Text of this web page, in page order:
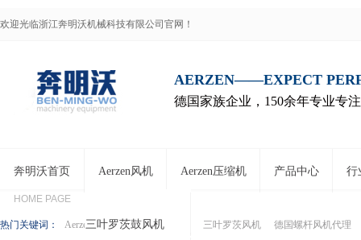
欢迎光临浙江奔明沃机械科技有限公司官网！
AERZEN——EXPECT
德国家族企业，150余年专业专
奔明沃首页
HOME PAGE
Aerzen风机
三叶罗茨鼓风机
Aerzen压缩机 产品中心 行
热门关键词： Aerzen鼓风机 Aerzen压缩机 三叶罗茨风机 德国螺杆风机代理